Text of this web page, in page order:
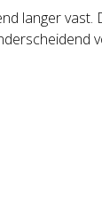
langer vast.